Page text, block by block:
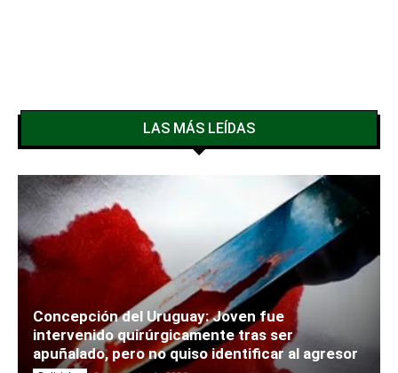
LAS MÁS LEÍDAS
Concepción del Uruguay: Joven fue
intervenido quirúrgicamente tras ser
apuñalado, pero no quiso identificar al agresor